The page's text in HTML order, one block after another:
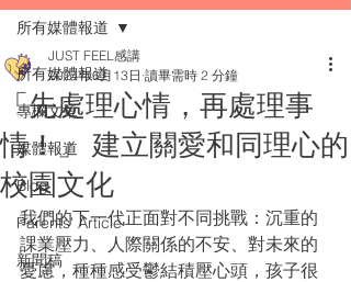
所有媒體報道
專欄文章
媒體報道
Blog
Parents' Article
新聞稿
所有媒體報道
「先處理心情，再處理事
情！」 建立關愛和同理心的
校園文化
JUST FEEL感講
2024年6月13日 讀畢需時 2 分鐘
我們的下一代正面對不同挑戰：沉重的
課業壓力、人際關係的不安、對未來的
憂慮，種種感受鬱結積壓心頭，孩子很